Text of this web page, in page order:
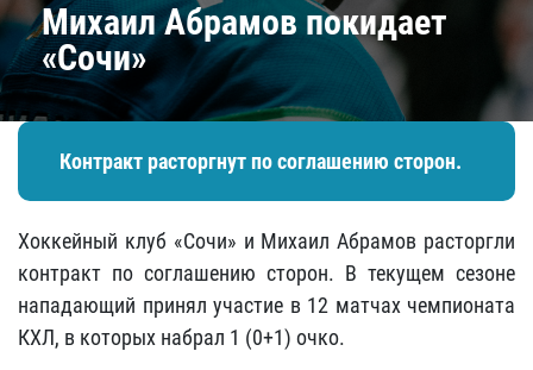
Михаил Абрамов покидает
«Сочи»
Контракт расторгнут по соглашению сторон.
Хоккейный клуб «Сочи» и Михаил Абрамов расторгли
контракт по соглашению сторон. В текущем сезоне
нападающий принял участие в 12 матчах чемпионата
КХЛ, в которых набрал 1 (0+1) очко.